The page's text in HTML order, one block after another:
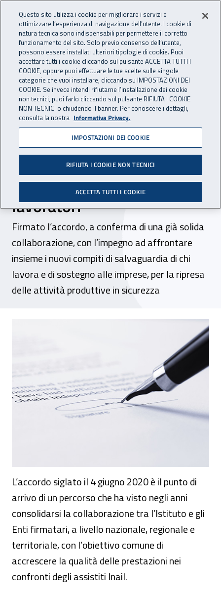
INAIL - Istituto Nazionale
Apri cerca
Navigazione principale
Navigazione - Ti trovi in:
Home Inail comunica News
04 giugno 2020
Inail Lombardia e Patronati
siglano un protocollo
d’intesa per la tutela dei
lavoratori
Firmato l’accordo, a conferma di una già solida
collaborazione, con l’impegno ad affrontare
insieme i nuovi compiti di salvaguardia di chi
lavora e di sostegno alle imprese, per la ripresa
delle attività produttive in sicurezza
Inail Lombardia e Patronati siglano un
L’accordo siglato il 4 giugno 2020 è il punto di
arrivo di un percorso che ha visto negli anni
consolidarsi la collaborazione tra l’Istituto e gli
Enti firmatari, a livello nazionale, regionale e
territoriale, con l’obiettivo comune di
accrescere la qualità delle prestazioni nei
confronti degli assistiti Inail.
Questo sito utilizza i cookie per migliorare i servizi e
ottimizzare l’esperienza di navigazione dell’utente. I cookie di
natura tecnica sono indispensabili per permettere il corretto
funzionamento del sito. Solo previo consenso dell’utente,
possono essere installati ulteriori tipologie di cookie. Puoi
accettare tutti i cookie cliccando sul pulsante ACCETTA TUTTI I
COOKIE, oppure puoi effettuare le tue scelte sulle singole
categorie che vuoi installare, cliccando su IMPOSTAZIONI DEI
COOKIE. Se invece intendi rifiutarne l’installazione dei cookie
non tecnici, puoi farlo cliccando sul pulsante RIFIUTA I COOKIE
NON TECNICI o chiudendo il banner. Per conoscere i dettagli,
consulta la nostra Informativa Privacy.
IMPOSTAZIONI DEI COOKIE
RIFIUTA I COOKIE NON TECNICI
ACCETTA TUTTI I COOKIE